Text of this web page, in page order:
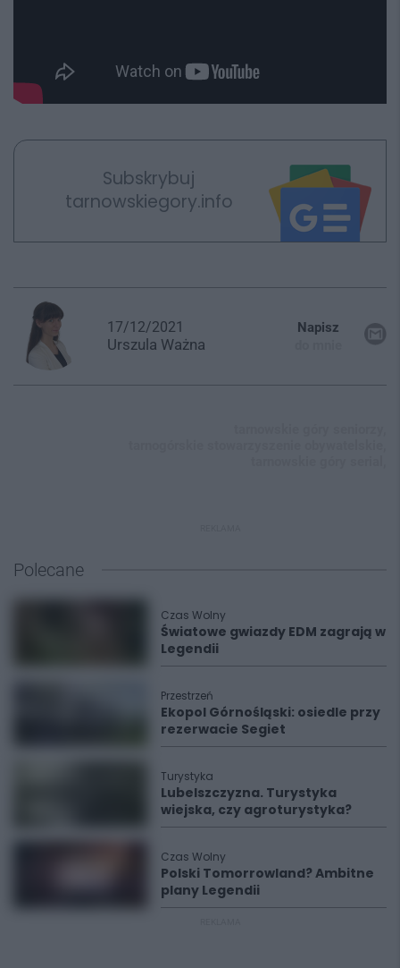
Subskrybuj
tarnowskiegory.info
17/12/2021
Urszula Ważna
Napisz
Polecane
Czas Wolny
Światowe gwiazdy EDM zagrają w
Legendii
Przestrzeń
Ekopol Górnośląski: osiedle przy
rezerwacie Segiet
Turystyka
Lubelszczyzna. Turystyka
wiejska, czy agroturystyka?
Czas Wolny
Polski Tomorrowland? Ambitne
plany Legendii